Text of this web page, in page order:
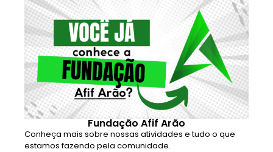
Fundação Afif Arão
Conheça mais sobre nossas atividades e tudo o que
estamos fazendo pela comunidade.